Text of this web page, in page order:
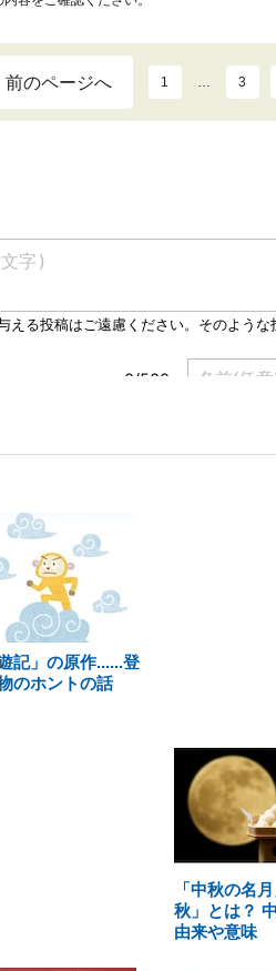
前のページへ 1 … 3
遊記」の原作......登
のホントの話
「中秋の名
秋」とは？
由来や意味